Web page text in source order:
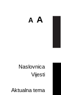
A A
Naslovnica
Vijesti
Aktualna tema